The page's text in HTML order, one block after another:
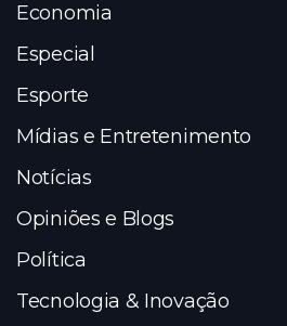
Economia
Especial
Esporte
Mídias e Entretenimento
Notícias
Opiniões e Blogs
Política
Tecnologia & Inovação